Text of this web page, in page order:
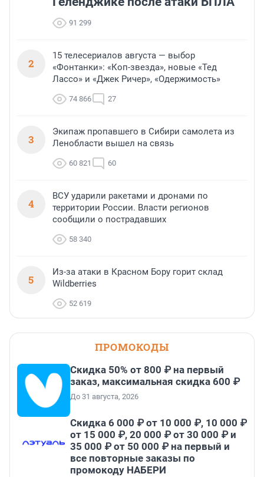
91 299
2
15 телесериалов августа — выбор
«Фонтанки»: «Коп-звезда», новые «Тед
Лассо» и «Джек Ричер», «Одержимость»
74 866 27
3
Экипаж пропавшего в Сибири самолета из
Ленобласти вышел на связь
60 821 60
4
ВСУ ударили ракетами и дронами по
территории России. Власти регионов
сообщили о пострадавших
58 340
5
Из-за атаки в Красном Бору горит склад
Wildberries
52 619
ПРОМОКОДЫ
Скидка 50% от 800 ₽ на первый
заказ, максимальная скидка 600 ₽
До 31 августа, 2026
Скидка 6 000 ₽ от 10 000 ₽, 10 000 ₽
от 15 000 ₽, 20 000 ₽ от 30 000 ₽ и
35 000 ₽ от 50 000 ₽ на первый и
все повторные заказы по
промокоду НАБЕРИ